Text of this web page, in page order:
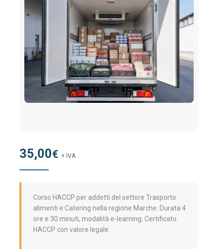
35,00€ + IVA
Corso HACCP per addetti del settore Trasporto
alimenti e Catering nella regione Marche. Durata 4
ore e 30 minuti, modalità e-learning. Certificato
HACCP con valore legale.